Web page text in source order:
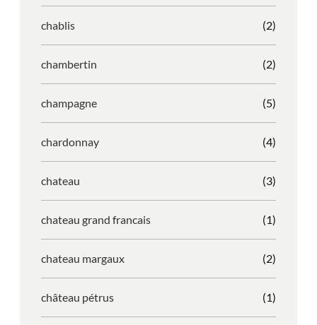
chablis (2)
chambertin (2)
champagne (5)
chardonnay (4)
chateau (3)
chateau grand francais (1)
chateau margaux (2)
château pétrus (1)